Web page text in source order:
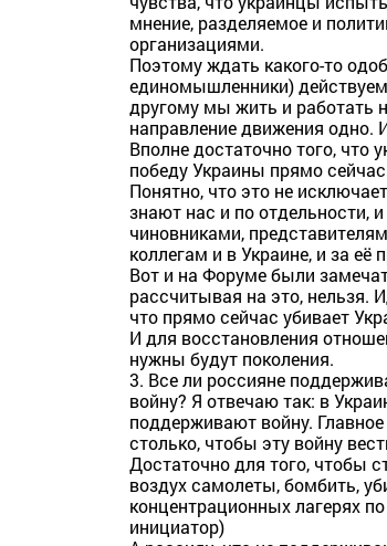
мнение, разделяемое и
организациями.
Поэтому ждать какого-то
единомышленники) действуем
другому мы жить и работать
направление движения
Вполне достаточно того,
победу Украины прямо
Понятно, что это не
знают нас и по отдельности,
чиновниками,
коллегам и в Украине, и за
Вот и на Форуме были
рассчитывая на это, нельзя.
что прямо сейчас убивает
И для восстановления
нужны будут поколения.
3. Все ли россияне
войну? Я отвечаю так: в
поддерживают войну.
столько, чтобы эту войну
Достаточно для того, чтобы
воздух самолеты, бомбить,
концентрационных лагерях
инициатор)